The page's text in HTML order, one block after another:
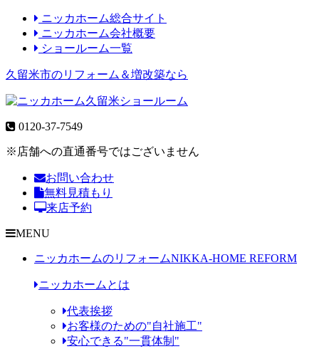
ニッカホーム総合サイト
ニッカホーム会社概要
ショールーム一覧
久留米市のリフォーム＆増改築なら
0120-37-7549
※店舗への直通番号ではございません
お問い合わせ
無料見積もり
来店予約
MENU
ニッカホームのリフォームNIKKA-HOME REFORM
ニッカホームとは
代表挨拶
お客様のための"自社施工"
安心できる"一貫体制"